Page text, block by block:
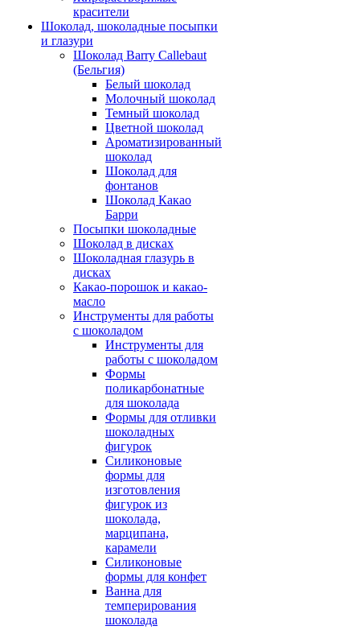
красители
Шоколад, шоколадные посыпки
и глазури
Шоколад Barry Callebaut
(Бельгия)
Белый шоколад
Молочный шоколад
Темный шоколад
Цветной шоколад
Ароматизированный
шоколад
Шоколад для
фонтанов
Шоколад Какао
Барри
Посыпки шоколадные
Шоколад в дисках
Шоколадная глазурь в
дисках
Какао-порошок и какао-
масло
Инструменты для работы
с шоколадом
Инструменты для
работы с шоколадом
Формы
поликарбонатные
для шоколада
Формы для отливки
шоколадных
фигурок
Силиконовые
формы для
изготовления
фигурок из
шоколада,
марципана,
карамели
Силиконовые
формы для конфет
Ванна для
темперирования
шоколада